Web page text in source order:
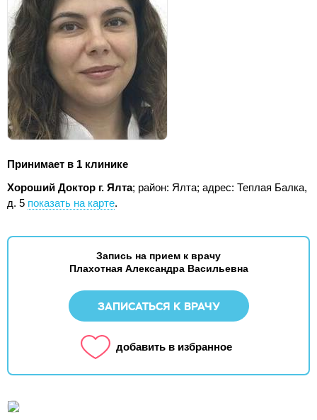
Принимает в 1 клинике
Хороший Доктор г. Ялта; район: Ялта; адрес: Теплая Балка,
д. 5 показать на карте.
Запись на прием к врачу
Плахотная Александра Васильевна
ЗАПИСАТЬСЯ К ВРАЧУ
добавить в избранное